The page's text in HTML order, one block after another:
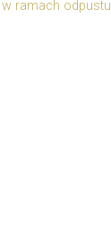
w ramach odpustu